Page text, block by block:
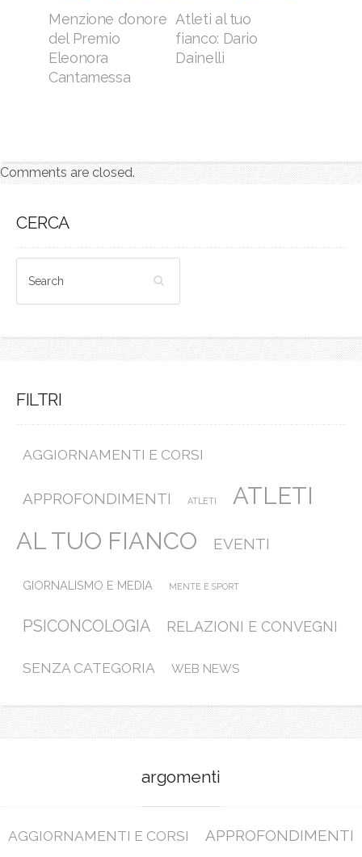
Menzione d’onore
del Premio
Eleonora
Cantamessa
Atleti al tuo
fianco: Dario
Dainelli
Comments are closed.
CERCA
FILTRI
AGGIORNAMENTI E CORSI
APPROFONDIMENTI ATLETI
ATLETI
AL TUO FIANCO
EVENTI
GIORNALISMO E MEDIA MENTE E SPORT
PSICONCOLOGIA RELAZIONI E CONVEGNI
SENZA CATEGORIA WEB NEWS
argomenti
AGGIORNAMENTI E CORSI APPROFONDIMENTI